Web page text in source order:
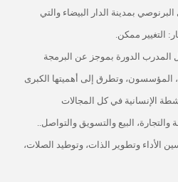
البرنوصي بمدينة الدار البيضاء والتي
التغيير ممكن.
المدرب الدورة بموجز عن البرمجة
المؤسسون، وتطرق إلى أهميتها الكبرى
الإنسانية في كل المجالات
والتجارة، البيع والتسويق والتواصل..
الأداء وتطوير الذات، وتوطيد الصلات،